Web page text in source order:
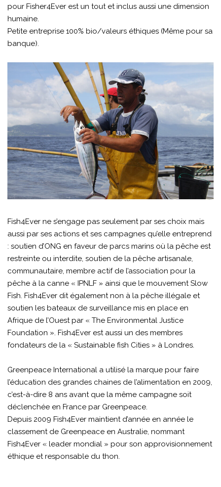
pour Fisher4Ever est un tout et inclus aussi une dimension
humaine.
Petite entreprise 100% bio/valeurs éthiques (Même pour sa
banque).
Fish4Ever ne s’engage pas seulement par ses choix mais
aussi par ses actions et ses campagnes qu’elle entreprend
: soutien d’ONG en faveur de parcs marins où la pêche est
restreinte ou interdite, soutien de la pêche artisanale,
communautaire, membre actif de l’association pour la
pêche à la canne « IPNLF » ainsi que le mouvement Slow
Fish. Fish4Ever dit également non à la pêche illégale et
soutien les bateaux de surveillance mis en place en
Afrique de l’Ouest par « The Environmental Justice
Foundation ». Fish4Ever est aussi un des membres
fondateurs de la « Sustainable fish Cities » à Londres.
Greenpeace International a utilisé la marque pour faire
l’éducation des grandes chaines de l’alimentation en 2009,
c’est-à-dire 8 ans avant que la même campagne soit
déclenchée en France par Greenpeace.
Depuis 2009 Fish4Ever maintient d’année en année le
classement de Greenpeace en Australie, nommant
Fish4Ever « leader mondial » pour son approvisionnement
éthique et responsable du thon.